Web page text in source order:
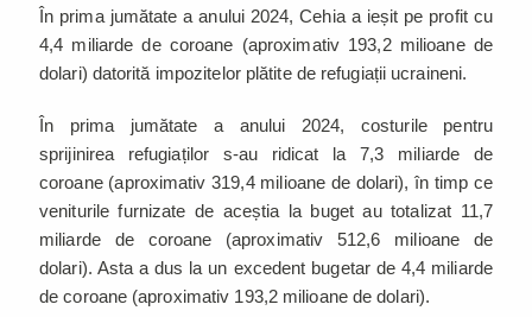
În prima jumătate a anului 2024, Cehia a ieșit pe profit cu
4,4 miliarde de coroane (aproximativ 193,2 milioane de
dolari) datorită impozitelor plătite de refugiații ucraineni.
În prima jumătate a anului 2024, costurile pentru
sprijinirea refugiaților s-au ridicat la 7,3 miliarde de
coroane (aproximativ 319,4 milioane de dolari), în timp ce
veniturile furnizate de aceștia la buget au totalizat 11,7
miliarde de coroane (aproximativ 512,6 milioane de
dolari). Asta a dus la un excedent bugetar de 4,4 miliarde
de coroane (aproximativ 193,2 milioane de dolari).